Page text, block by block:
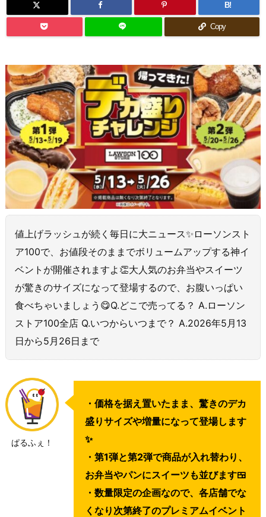
B!
Copy
値上げラッシュが続く毎日に大ニュース✨ローソンスト
ア100で、お値段そのままでボリュームアップする神イ
ベントが開催されますよ👏大人気のお弁当やスイーツ
が驚きのサイズになって登場するので、お腹いっぱい
食べちゃいましょう😋Q.どこで売ってる？ A.ローソン
ストア100全店 Q.いつからいつまで？ A.2026年5月13
日から5月26日まで
ぱるふぇ！
・価格を据え置いたまま、驚きのデカ
盛りサイズや増量になって登場します
✨
・第1弾と第2弾で商品が入れ替わり、
お弁当やパンにスイーツも並びます🍱
・数量限定の企画なので、各店舗でな
くなり次第終了のプレミアムイベント